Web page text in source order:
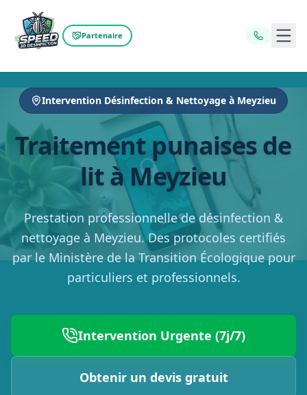
Partenaire
Intervention Désinfection & Nettoyage à Meyzieu
Traitement punaises de
lit à Meyzieu
Prestation professionnelle de désinfection &
nettoyage à Meyzieu. Des protocoles certifiés
par le Ministère de la Transition Écologique pour
particuliers et professionnels.
Intervention Urgente (7j/7)
Obtenir un devis gratuit